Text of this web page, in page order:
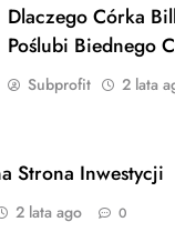
Dlaczego Córka
Poślubi Biednego
Subprofit 2 lata
Strona Inwestycji
2 lata ago 0